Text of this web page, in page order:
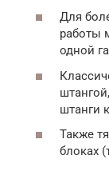
Для
работы
одной
штанги
Также
блоках